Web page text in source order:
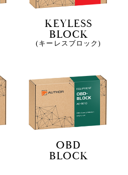
KEYLESS
BLOCK
(キーレスブロック)
OBD
BLOCK